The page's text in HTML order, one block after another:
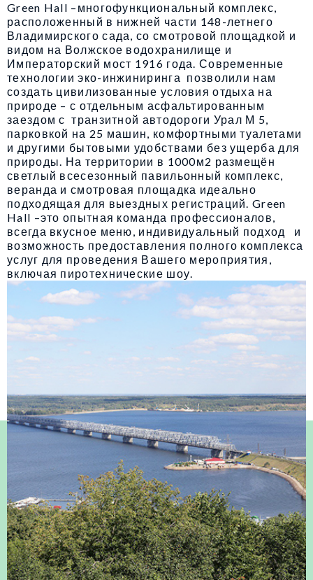
Green Hall –многофункциональный комплекс,
расположенный в нижней части 148-летнего
Владимирского сада, со смотровой площадкой и
видом на Волжское водохранилище и
Императорский мост 1916 года. Современные
технологии эко-инжиниринга позволили нам
создать цивилизованные условия отдыха на
природе – с отдельным асфальтированным
заездом с транзитной автодороги Урал М 5,
парковкой на 25 машин, комфортными туалетами
и другими бытовыми удобствами без ущерба для
природы. На территории в 1000м2 размещён
светлый всесезонный павильонный комплекс,
веранда и смотровая площадка идеально
подходящая для выездных регистраций. Green
Hall –это опытная команда профессионалов,
всегда вкусное меню, индивидуальный подход и
возможность предоставления полного комплекса
услуг для проведения Вашего мероприятия,
включая пиротехнические шоу.